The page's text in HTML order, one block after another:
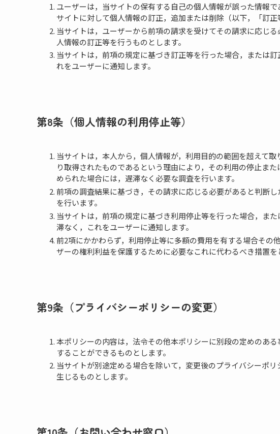
ユーザーは，当サイトの保有する自己の個人情報が誤った情報
サイトに対して個人情報の訂正，追加または削除（以下，「訂
当サイトは，ユーザーから前項の請求を受けてその請求に応じ
人情報の訂正等を行うものとします。
当サイトは，前項の規定に基づき訂正等を行った場合，または
れをユーザーに通知します。
第8条（個人情報の利用停止等）
当サイトは，本人から，個人情報が，利用目的の範囲を超えて
り取得されたものであるという理由により，その利用の停止ま
められた場合には，遅滞なく必要な調査を行います。
前項の調査結果に基づき，その請求に応じる必要があると判断
を行います。
当サイトは，前項の規定に基づき利用停止等を行った場合，ま
滞なく，これをユーザーに通知します。
前2項にかかわらず，利用停止等に多額の費用を有する場合その
ザーの権利利益を保護するために必要なこれに代わるべき措置
第9条（プライバシーポリシーの変更）
本ポリシーの内容は，法令その他本ポリシーに別段の定めのあ
することができるものとします。
当サイトが別途定める場合を除いて，変更後のプライバシーポ
生じるものとします。